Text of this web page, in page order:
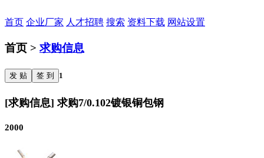
首页 企业厂家 人才招聘 搜索 资料下载 网站设置
首页 > 求购信息
发 贴 签 到 1
[求购信息] 求购7/0.102镀银铜包钢
2000